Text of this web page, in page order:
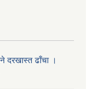
दरखास्त ढाँचा ।